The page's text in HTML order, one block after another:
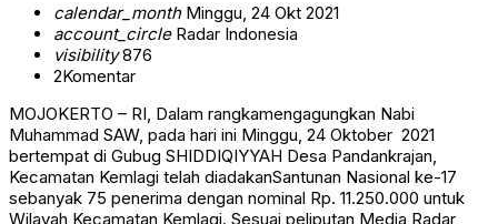
calendar_monthMinggu, 24 Okt 2021
account_circleRadar Indonesia
visibility876
2Komentar
MOJOKERTO – RI, Dalam rangkamengagungkan Nabi
Muhammad SAW, pada hari ini Minggu, 24 Oktober 2021
bertempat di Gubug SHIDDIQIYYAH Desa Pandankrajan,
Kecamatan Kemlagi telah diadakanSantunan Nasional ke-17
sebanyak 75 penerima dengan nominal Rp. 11.250.000 untuk
Wilayah Kecamatan Kemlagi. Sesuai peliputan Media Radar